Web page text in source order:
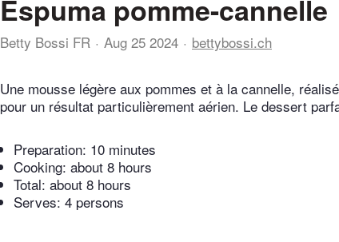
Espuma pomme-cannelle
Betty Bossi FR Aug 25 2024 bettybossi.ch
Une mousse légère aux pommes et à la cannelle,
pour un résultat particulièrement aérien. Le dessert
Preparation: 10 minutes
Cooking: about 8 hours
Total: about 8 hours
Serves: 4 persons